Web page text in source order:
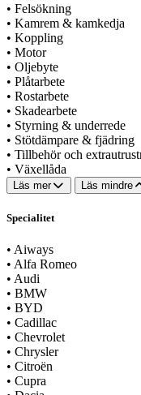
• Felsökning
• Kamrem & kamkedja
• Koppling
• Motor
• Oljebyte
• Plåtarbete
• Rostarbete
• Skadearbete
• Styrning & underrede
• Stötdämpare & fjädring
• Tillbehör och
• Växellåda
Läs mer Läs mindre
Specialitet
• Aiways
• Alfa Romeo
• Audi
• BMW
• BYD
• Cadillac
• Chevrolet
• Chrysler
• Citroën
• Cupra